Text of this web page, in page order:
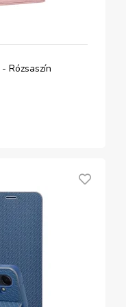
Rózsaszín